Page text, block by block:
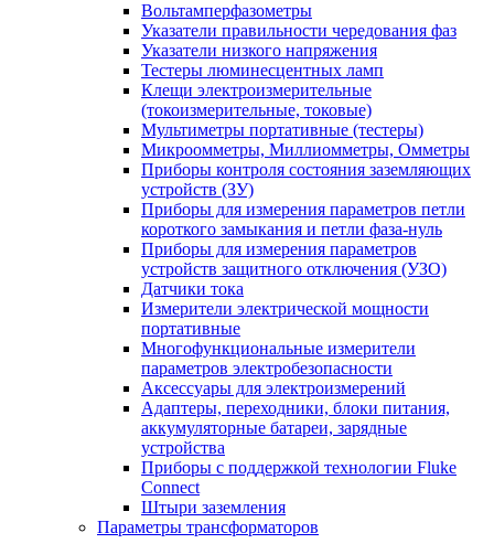
Вольтамперфазометры
Указатели правильности чередования фаз
Указатели низкого напряжения
Тестеры люминесцентных ламп
Клещи электроизмерительные
(токоизмерительные, токовые)
Мультиметры портативные (тестеры)
Микроомметры, Миллиомметры, Омметры
Приборы контроля состояния заземляющих
устройств (ЗУ)
Приборы для измерения параметров петли
короткого замыкания и петли фаза-нуль
Приборы для измерения параметров
устройств защитного отключения (УЗО)
Датчики тока
Измерители электрической мощности
портативные
Многофункциональные измерители
параметров электробезопасности
Аксессуары для электроизмерений
Адаптеры, переходники, блоки питания,
аккумуляторные батареи, зарядные
устройства
Приборы с поддержкой технологии Fluke
Connect
Штыри заземления
Параметры трансформаторов